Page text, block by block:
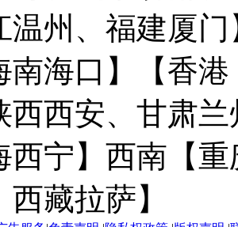
温州、福建厦门
海口】
【香
西西安、甘肃
宁】 西南【
藏拉萨】